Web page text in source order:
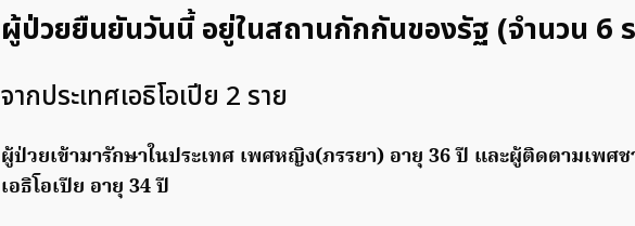
ผู้ป่วยยืนยันวันนี้ อยู่ในสถานกักกันของรัฐ (จำนวน 6
จากประเทศเอธิโอเปีย 2 ราย
ผู้ป่วยเข้ามารักษาในประเทศ เพศหญิง(ภรรยา) อายุ 36 ปี และผู้ติดตามเพศ
เอธิโอเปีย อายุ 34 ปี